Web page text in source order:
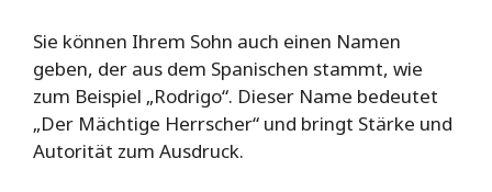
Sie können Ihrem Sohn auch einen Namen
geben, der aus dem Spanischen stammt, wie
zum Beispiel „Rodrigo“. Dieser Name bedeutet
„Der Mächtige Herrscher“ und bringt Stärke und
Autorität zum Ausdruck.